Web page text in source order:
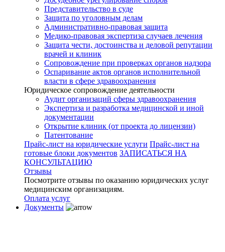
Представительство в суде
Защита по уголовным делам
Административно-правовая защита
Медико-правовая экспертиза случаев лечения
Защита чести, достоинства и деловой репутации
врачей и клиник
Сопровождение при проверках органов надзора
Оспаривание актов органов исполнительной
власти в сфере здравоохранения
Юридическое сопровождение деятельности
Аудит организаций сферы здравоохранения
Экспертиза и разработка медицинской и иной
документации
Открытие клиник (от проекта до лицензии)
Патентование
Прайс-лист на юридические услуги Прайс-лист на
готовые блоки документов ЗАПИСАТЬСЯ НА
КОНСУЛЬТАЦИЮ
Отзывы
Посмотрите отзывы по оказанию юридических услуг
медицинским организациям.
Оплата услуг
Документы